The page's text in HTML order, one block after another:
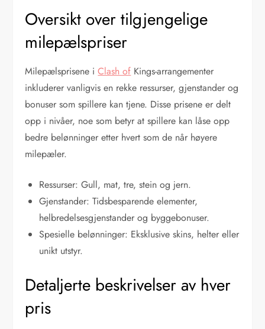
Oversikt over tilgjengelige
milepælspriser
Milepælsprisene iClash of Kings-arrangementer
inkluderer vanligvis en rekke ressurser, gjenstander og
bonuser som spillere kan tjene. Disse prisene er delt
opp i nivåer, noe som betyr at spillere kan låse opp
bedre belønninger etter hvert som de når høyere
milepæler.
Ressurser: Gull, mat, tre, stein og jern.
Gjenstander: Tidsbesparende elementer,
helbredelsesgjenstander og byggebonuser.
Spesielle belønninger: Eksklusive skins, helter eller
unikt utstyr.
Detaljerte beskrivelser av hver
pris